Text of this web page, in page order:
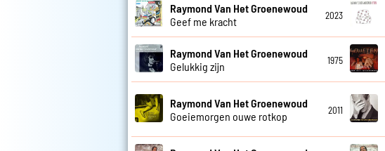
Raymond Van Het Groenewoud
Geef me kracht
2023
Raymond Van Het Groenewoud
Gelukkig zijn
1975
Raymond Van Het Groenewoud
Goeiemorgen ouwe rotkop
2011